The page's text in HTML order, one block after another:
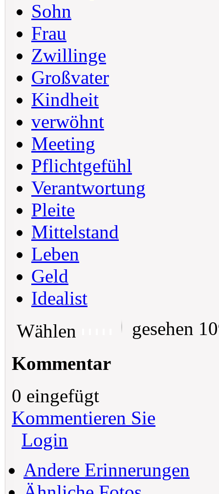
Sohn
Frau
Zwillinge
Großvater
Kindheit
verwöhnt
Meeting
Pflichtgefühl
Verantwortung
Pleite
Mittelstand
Leben
Geld
Idealist
Wählen
gesehen
Kommentar
0 eingefügt
Kommentieren Sie
Login
Andere Erinnerungen